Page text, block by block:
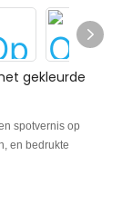
gekleurde
spotvernis op
en bedrukte